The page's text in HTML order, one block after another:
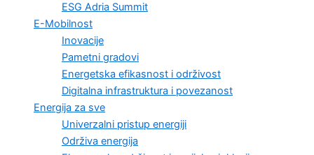
ESG Adria Summit
E-Mobilnost
Inovacije
Pametni gradovi
Energetska efikasnost i održivost
Digitalna infrastruktura i povezanost
Energija za sve
Univerzalni pristup energiji
Održiva energija